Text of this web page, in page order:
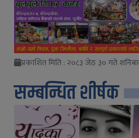
प्रकाशित मिति : २०८३ जेठ ३० गते
सम्बन्धित शीर्षक